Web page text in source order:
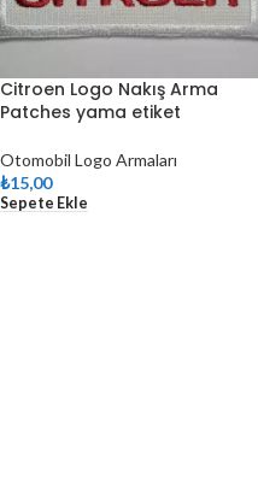
Citroen Logo Nakış Arma
Patches yama etiket
Otomobil Logo Armaları
₺15,00
Sepete Ekle